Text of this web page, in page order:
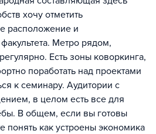
хочу отметить
расположение и
Метро рядом,
Есть зоны коворкинга,
поработать над проектами
к семинару. Аудитории с
в целом есть все для
В общем, если вы готовы
понять как устроены экономика